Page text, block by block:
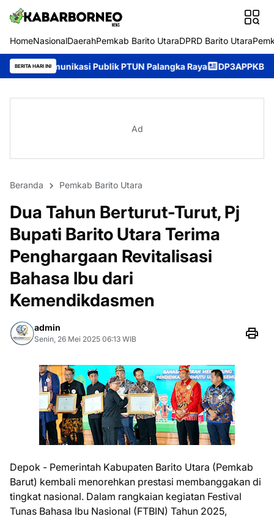
HomeNasionalDaerahPemkab Barito UtaraDPRD Barito Utara
BERITA HARI INI
PTUN Palangka Raya DP3APPKB Murung Raya Perkuat
Ad
Beranda Pemkab Barito Utara
Dua Tahun Berturut-Turut, Pj
Bupati Barito Utara Terima
Penghargaan Revitalisasi
Bahasa Ibu dari
Kemendikdasmen
admin
Senin, 26 Mei 2025 06:13 WIB
Depok - Pemerintah Kabupaten Barito Utara (Pemkab
Barut) kembali menorehkan prestasi membanggakan di
tingkat nasional. Dalam rangkaian kegiatan Festival
Tunas Bahasa Ibu Nasional (FTBIN) Tahun 2025,